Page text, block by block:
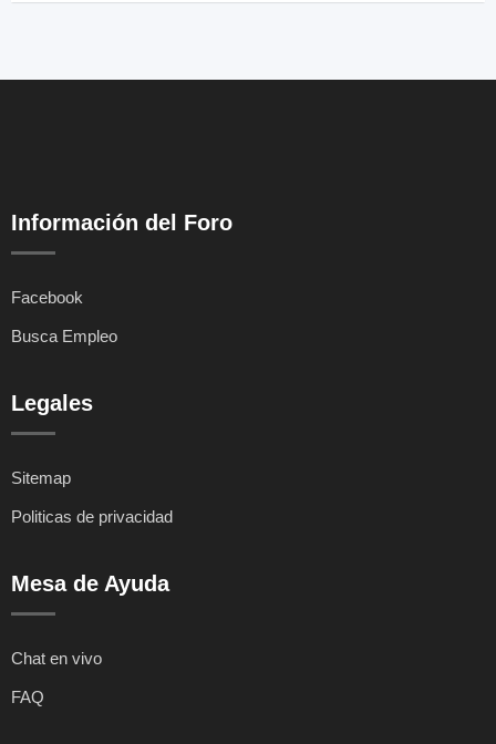
Información del Foro
Facebook
Busca Empleo
Legales
Sitemap
Politicas de privacidad
Mesa de Ayuda
Chat en vivo
FAQ